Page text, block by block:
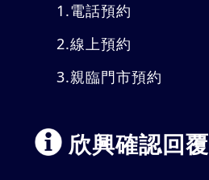
1.電話預約
2.線上預約
3.親臨門市預約
欣興確認回覆